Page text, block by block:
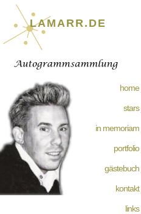
LAMARR.DE
home _
stars_
in memoriam _
portfolio _
gästebuch _
kontakt _
links _